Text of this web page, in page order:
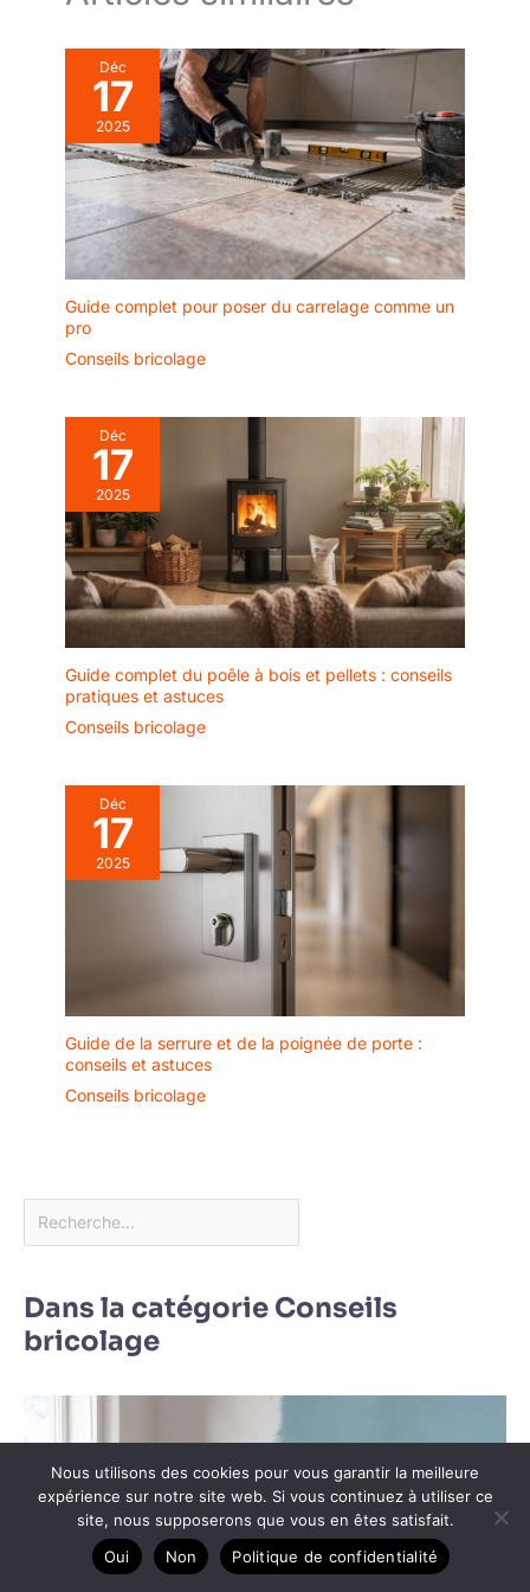
Déc
17
2025
Guide complet pour poser du carrelage comme un
pro
Conseils bricolage
Déc
17
2025
Guide complet du poêle à bois et pellets : conseils
pratiques et astuces
Conseils bricolage
Déc
17
2025
Guide de la serrure et de la poignée de porte :
conseils et astuces
Conseils bricolage
Dans la catégorie Conseils
bricolage
Nous utilisons des cookies pour vous garantir la meilleure
expérience sur notre site web. Si vous continuez à utiliser ce
site, nous supposerons que vous en êtes satisfait.
Oui
Non Politique de confidentialité